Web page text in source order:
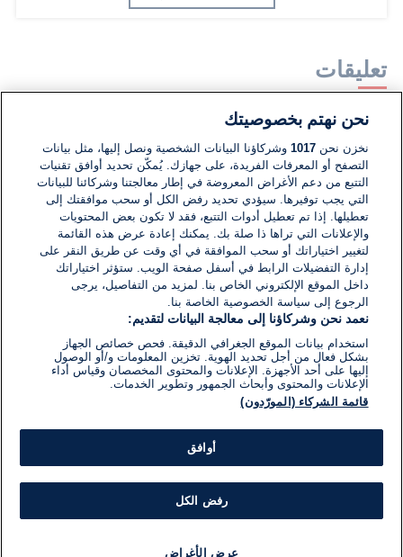
تعليقات
لا توجد تعليقات مكتوبة حتى الآن. كن الأول!
اكتب تعليقًا جديدًا ...
نحن نهتم بخصوصيتك
نخزن نحن1017 وشركاؤنا البيانات الشخصية ونصل إليها، مثل بيانات
التصفح أو المعرفات الفريدة، على جهازك. يُمكّن تحديد أوافق تقنيات
التتبع من دعم الأغراض المعروضة في إطار معالجتنا وشركائنا للبيانات
التي يجب توفيرها. سيؤدي تحديد رفض الكل أو سحب موافقتك إلى
تعطيلها. إذا تم تعطيل أدوات التتبع، فقد لا تكون بعض المحتويات
والإعلانات التي تراها ذا صلة بك. يمكنك إعادة عرض هذه القائمة
لتغيير اختياراتك أو سحب الموافقة في أي وقت عن طريق النقر على
إدارة التفضيلات الرابط في أسفل صفحة الويب. ستؤثر اختياراتك
داخل الموقع الإلكتروني الخاص بنا. لمزيد من التفاصيل، يرجى
الرجوع إلى سياسة الخصوصية الخاصة بنا.
نعمد نحن وشركاؤنا إلى معالجة البيانات لتقديم:
استخدام بيانات الموقع الجغرافي الدقيقة. فحص خصائص الجهاز
بشكل فعال من أجل تحديد الهوية. تخزين المعلومات و/أو الوصول
إليها على أحد الأجهزة. الإعلانات والمحتوى المخصصان وقياس أداء
الإعلانات والمحتوى وأبحاث الجمهور وتطوير الخدمات.
قائمة الشركاء (المورّدون)
أوافق
رفض الكل
عرض الأغراض